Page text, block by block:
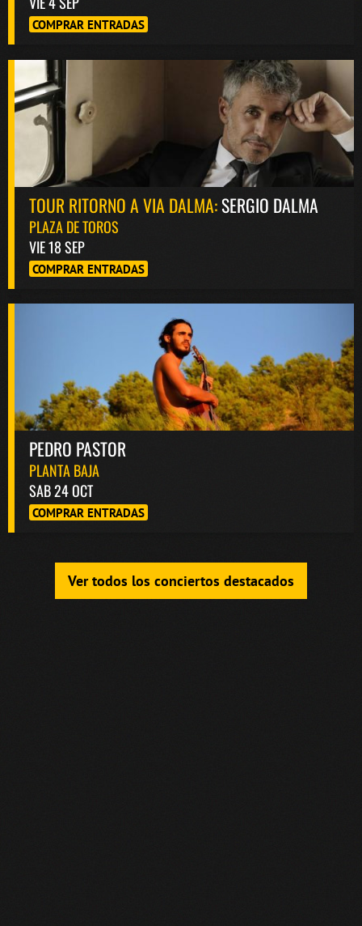
COMPRAR ENTRADAS
TOUR RITORNO A VIA DALMA:SERGIO DALMA
PLAZA DE TOROS
VIE 18 SEP
COMPRAR ENTRADAS
PEDRO PASTOR
PLANTA BAJA
SAB 24 OCT
COMPRAR ENTRADAS
Ver todos los conciertos destacados